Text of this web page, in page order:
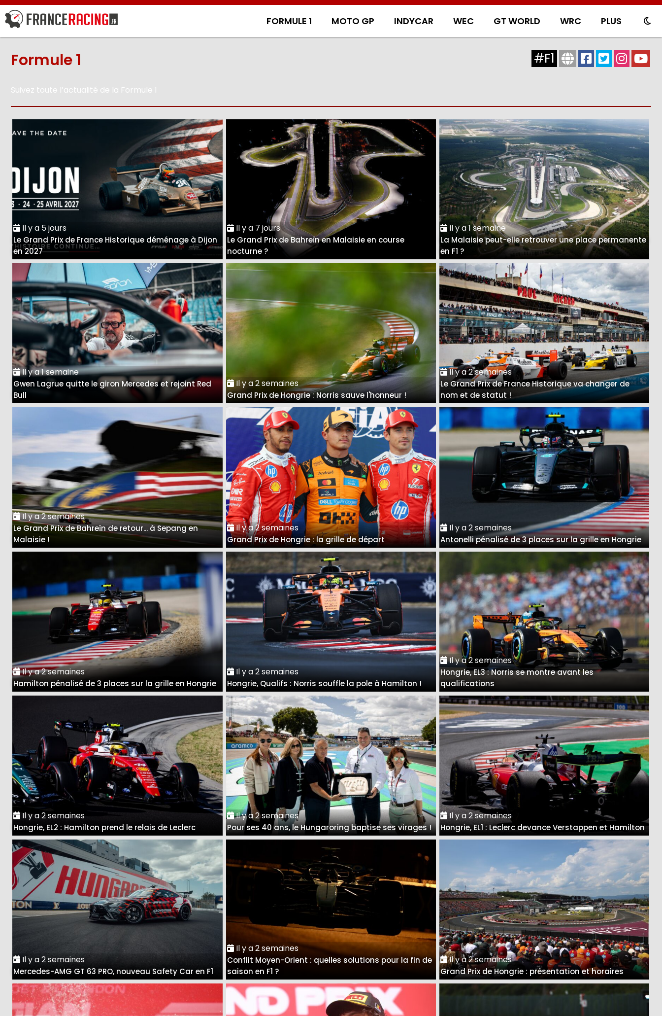
FORMULE 1 MOTO GP INDYCAR WEC GT WORLD WRC PLUS
#F1
Formule 1
Suivez toute l’actualité de la Formule 1
Il y a 5 jours
Le Grand Prix de France Historique déménage à Dijon
en 2027
Il y a 7 jours
Le Grand Prix de Bahreïn en Malaisie en course
nocturne ?
Il y a 1 semaine
La Malaisie peut-elle retrouver une place permanente
en F1 ?
Il y a 1 semaine
Gwen Lagrue quitte le giron Mercedes et rejoint Red
Bull
Il y a 2 semaines
Grand Prix de Hongrie : Norris sauve l'honneur !
Il y a 2 semaines
Le Grand Prix de France Historique va changer de
nom et de statut !
Il y a 2 semaines
Le Grand Prix de Bahreïn de retour... à Sepang en
Malaisie !
Il y a 2 semaines
Grand Prix de Hongrie : la grille de départ
Il y a 2 semaines
Antonelli pénalisé de 3 places sur la grille en Hongrie
Il y a 2 semaines
Hamilton pénalisé de 3 places sur la grille en Hongrie
Il y a 2 semaines
Hongrie, Qualifs : Norris souffle la pole à Hamilton !
Il y a 2 semaines
Hongrie, EL3 : Norris se montre avant les
qualifications
Il y a 2 semaines
Hongrie, EL2 : Hamilton prend le relais de Leclerc
Il y a 2 semaines
Pour ses 40 ans, le Hungaroring baptise ses virages !
Il y a 2 semaines
Hongrie, EL1 : Leclerc devance Verstappen et Hamilton
Il y a 2 semaines
Mercedes-AMG GT 63 PRO, nouveau Safety Car en F1
Il y a 2 semaines
Conflit Moyen-Orient : quelles solutions pour la fin de
saison en F1 ?
Il y a 2 semaines
Grand Prix de Hongrie : présentation et horaires